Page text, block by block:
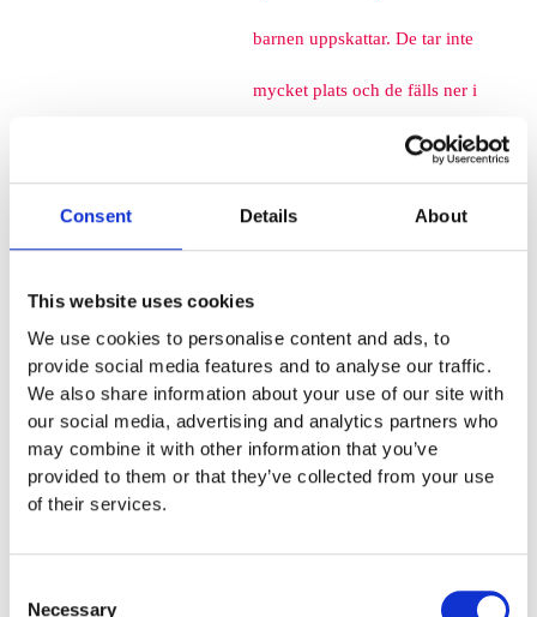
Consent Details About
This website uses cookies
We use cookies to personalise content and ads, to
provide social media features and to analyse our traffic.
We also share information about your use of our site with
our social media, advertising and analytics partners who
may combine it with other information that you’ve
provided to them or that they’ve collected from your use
of their services.
Necessary
barnen uppskattar. De tar inte
mycket plats och de fälls ner i
marken så de kan med fördel
lediga ytor. När barnen springer
mellan klätterställningar och
FALLSKYDD & UNDERLAG
Fallskyddsmattor
mm - för fallhöjd till och med